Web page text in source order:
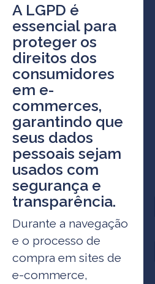
A LGPD é
essencial para
proteger os
direitos dos
consumidores
em e-
commerces,
garantindo que
seus dados
pessoais sejam
usados com
segurança e
transparência.
Durante a navegação
e o processo de
compra em sites de
e-commerce,